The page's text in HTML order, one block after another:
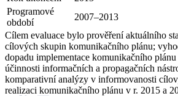
Programové
období
2007–2013
Cílem evaluace bylo prověření aktuálního
cílových skupin komunikačního plánu;
dopadu implementace komunikačního
účinnosti informačních a propagačních
komparativní analýzy v informovanosti
realizaci komunikačního plánu v r. 2015 a